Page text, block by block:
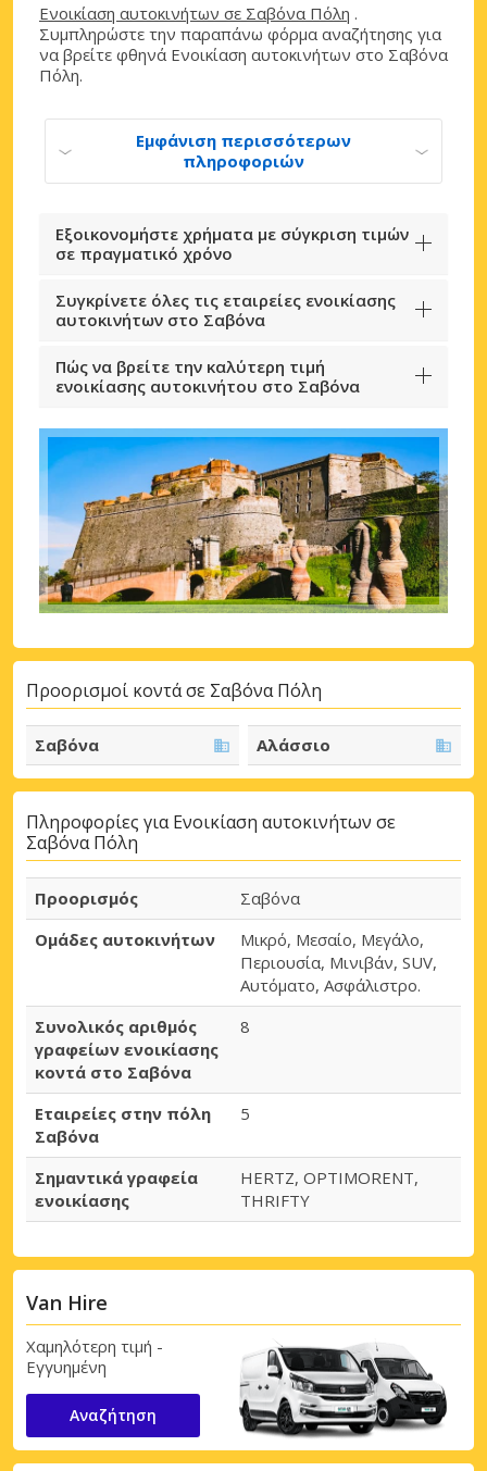
Ενοικίαση αυτοκινήτων σε Σαβόνα Πόλη .
Συμπληρώστε την παραπάνω φόρμα αναζήτησης για
να βρείτε φθηνά Ενοικίαση αυτοκινήτων στο Σαβόνα
Πόλη.
Εμφάνιση περισσότερων
πληροφοριών
Εξοικονομήστε χρήματα με σύγκριση τιμών
σε πραγματικό χρόνο
Συγκρίνετε όλες τις εταιρείες ενοικίασης
αυτοκινήτων στο Σαβόνα
Πώς να βρείτε την καλύτερη τιμή
ενοικίασης αυτοκινήτου στο Σαβόνα
Προορισμοί κοντά σε Σαβόνα Πόλη
Σαβόνα Αλάσσιο
Πληροφορίες για Ενοικίαση αυτοκινήτων σε
Σαβόνα Πόλη
Προορισμός
Σαβόνα
Ομάδες αυτοκινήτων
Μικρό, Μεσαίο, Μεγάλο,
Περιουσία, Μινιβάν, SUV,
Αυτόματο, Ασφάλιστρο.
Συνολικός αριθμός
γραφείων ενοικίασης
κοντά στο Σαβόνα
8
Εταιρείες στην πόλη
Σαβόνα
5
Σημαντικά γραφεία
ενοικίασης
HERTZ, OPTIMORENT,
THRIFTY
Van Hire
Χαμηλότερη τιμή -
Εγγυημένη
Αναζήτηση